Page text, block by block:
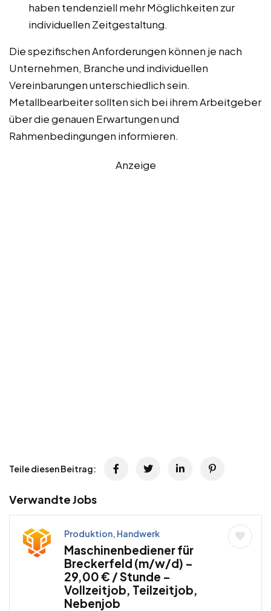
haben tendenziell mehr Möglichkeiten zur
individuellen Zeitgestaltung.
Die spezifischen Anforderungen können je nach
Unternehmen, Branche und individuellen
Vereinbarungen unterschiedlich sein.
Metallbearbeiter sollten sich bei ihrem Arbeitgeber
über die genauen Erwartungen und
Rahmenbedingungen informieren.
Anzeige
Teile diesen Beitrag:
Verwandte Jobs
Produktion, Handwerk
Maschinenbediener für
Breckerfeld (m/w/d) –
29,00 € / Stunde –
Vollzeitjob, Teilzeitjob,
Nebenjob